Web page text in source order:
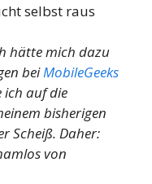
selbst raus
hätte mich dazu
beiMobileGeeks
ich auf die
bisherigen
Scheiß. Daher:
von